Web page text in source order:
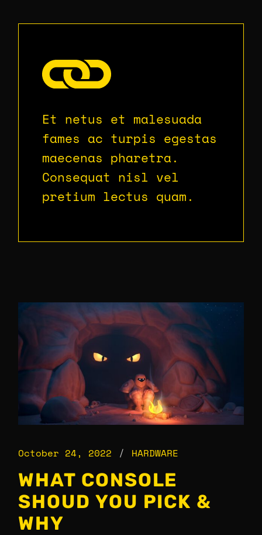
Et netus et malesuada
fames ac turpis egestas
maecenas pharetra.
Consequat nisl vel
pretium lectus quam.
October 24, 2022 HARDWARE
WHAT CONSOLE
SHOUD YOU PICK &
WHY